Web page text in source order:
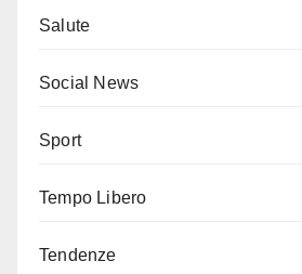
Salute
Social News
Sport
Tempo Libero
Tendenze